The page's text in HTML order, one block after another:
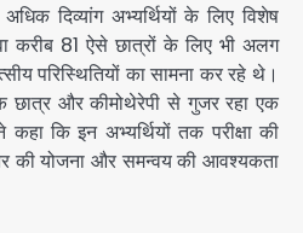
दिव्यांग अभ्यर्थियों के लिए विशेष
करीब 81 ऐसे छात्रों के लिए भी अलग
परिस्थितियों का सामना कर रहे थे।
छात्र और कीमोथेरेपी से गुजर रहा एक
कि इन अभ्यर्थियों तक परीक्षा की
की योजना और समन्वय की आवश्यकता